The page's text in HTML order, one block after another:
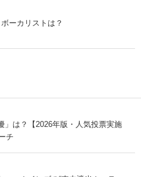
ーカリストは？
」は？【2026年版・人気投票実施
チ